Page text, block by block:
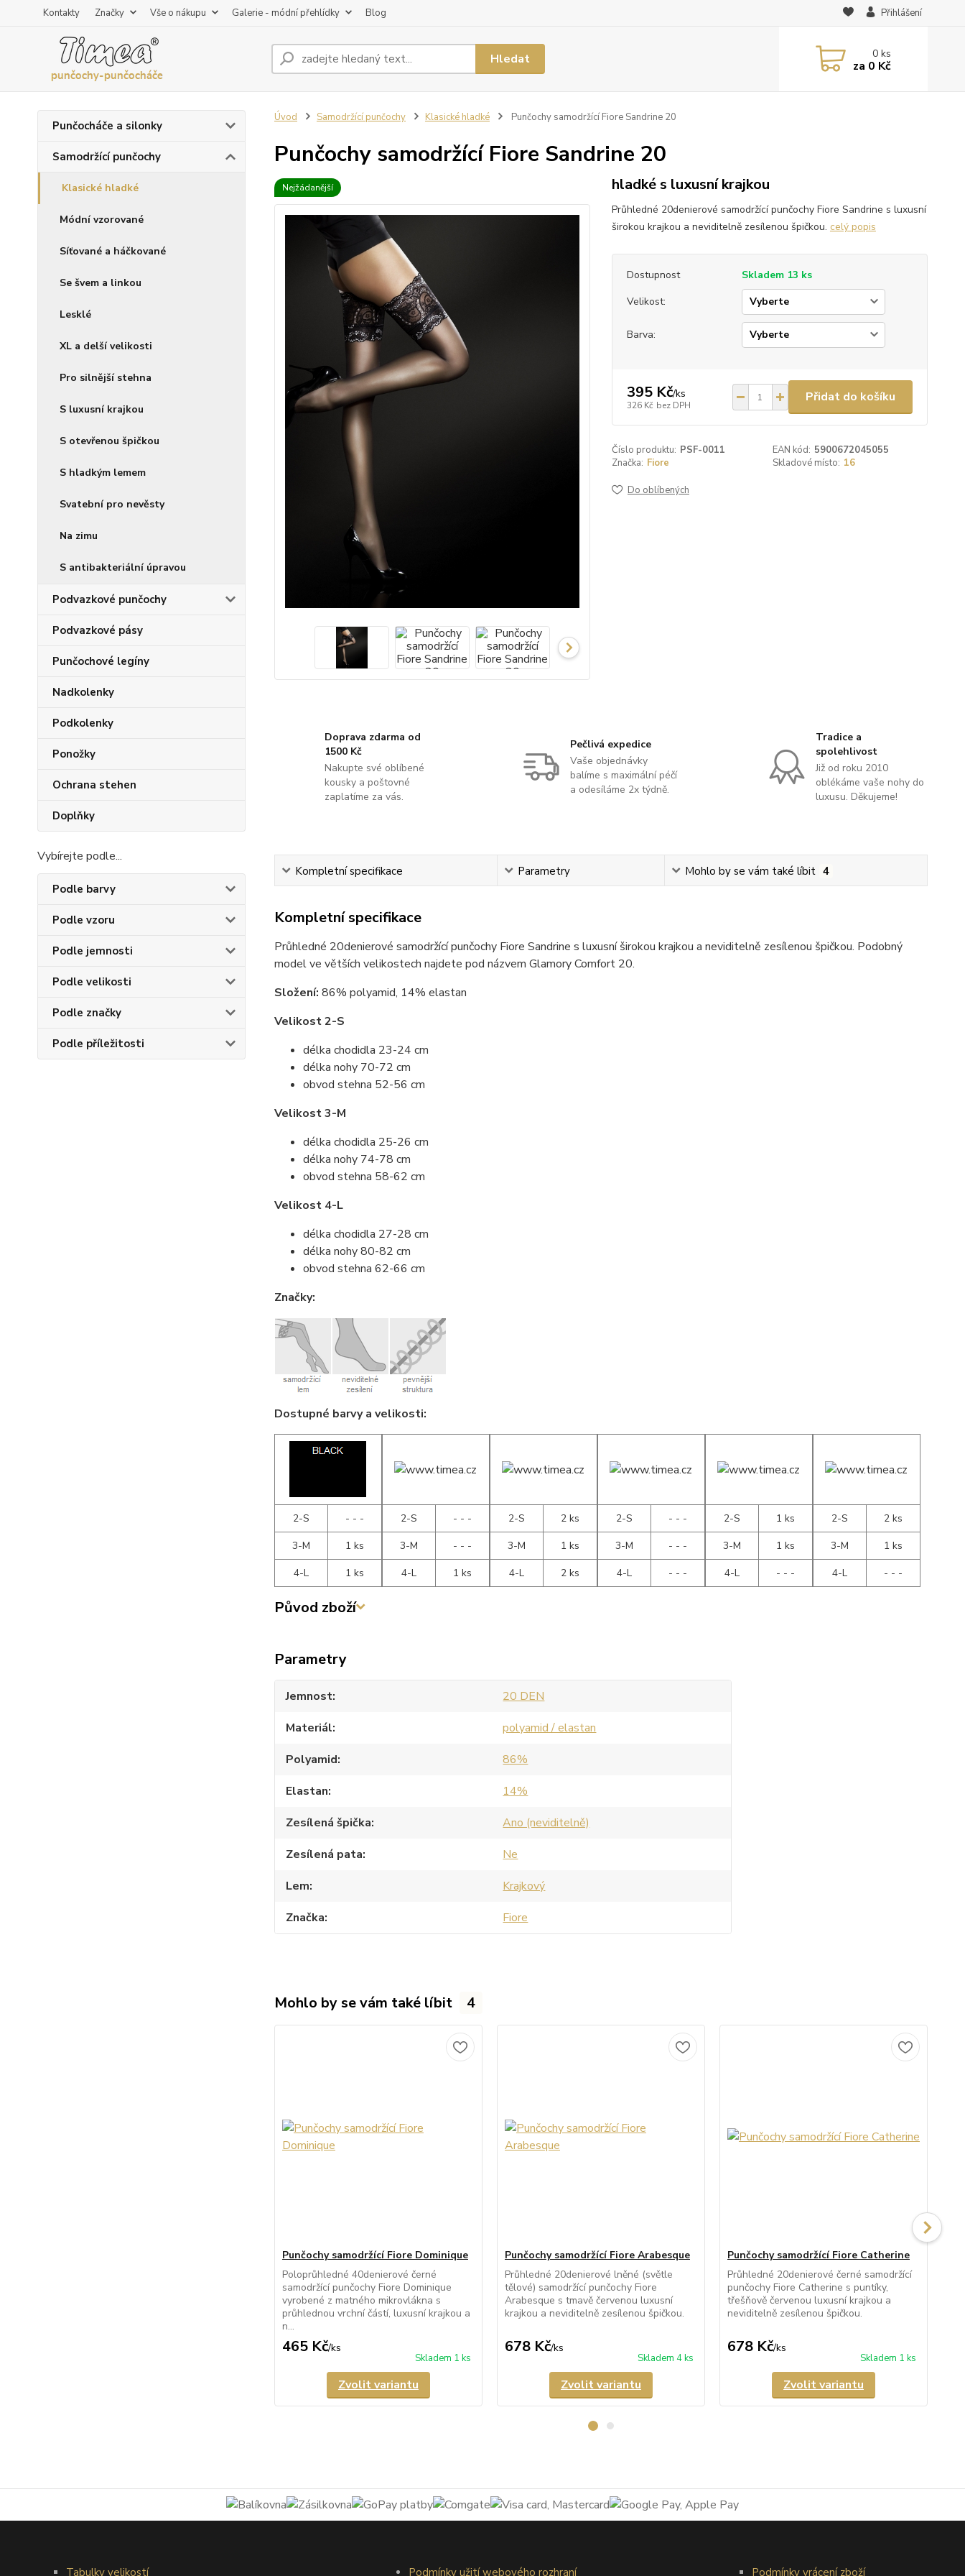
Kontakty Značky Vše o nákupu Galerie - módní přehlídky Blog Přihlášení
Hledat 0ks
za 0 Kč
Punčocháče a silonky
Samodržící punčochy
Klasické hladké
Módní vzorované
Síťované a háčkované
Se švem a linkou
Lesklé
XL a delší velikosti
Pro silnější stehna
S luxusní krajkou
S otevřenou špičkou
S hladkým lemem
Svatební pro nevěsty
Na zimu
S antibakteriální úpravou
Podvazkové punčochy
Podvazkové pásy
Punčochové legíny
Nadkolenky
Podkolenky
Ponožky
Ochrana stehen
Doplňky
Vybírejte podle...
Podle barvy
Podle vzoru
Podle jemnosti
Podle velikosti
Podle značky
Podle příležitosti
Úvod Samodržící punčochy Klasické hladké Punčochy samodržící Fiore Sandrine 20
Punčochy samodržící Fiore Sandrine 20
Nejžádanější hladké s luxusní krajkou
Průhledné 20denierové samodržící punčochy Fiore Sandrine s luxusní
širokou krajkou a neviditelně zesílenou špičkou. celý popis
Dostupnost
Skladem 13 ks
Velikost:
Barva:
395 Kč/ks
326 Kč bez DPH
Přidat do košíku
Číslo produktu: PSF-0011 EAN kód: 5900672045055
Značka: Fiore Skladové místo: 16
Do oblíbených
Doprava zdarma od
1500 Kč
Nakupte své oblíbené
kousky a poštovné
zaplatíme za vás.
Pečlivá expedice
Vaše objednávky
balíme s maximální péčí
a odesíláme 2x týdně.
Tradice a
spolehlivost
Již od roku 2010
oblékáme vaše nohy do
luxusu. Děkujeme!
Kompletní specifikace Parametry Mohlo by se vám také líbit 4
Kompletní specifikace
Průhledné 20denierové samodržící punčochy Fiore Sandrine s luxusní širokou krajkou a neviditelně zesílenou špičkou. Podobný
model ve větších velikostech najdete pod názvem Glamory Comfort 20.
Složení: 86% polyamid, 14% elastan
Velikost 2-S
délka chodidla 23-24 cm
délka nohy 70-72 cm
obvod stehna 52-56 cm
Velikost 3-M
délka chodidla 25-26 cm
délka nohy 74-78 cm
obvod stehna 58-62 cm
Velikost 4-L
délka chodidla 27-28 cm
délka nohy 80-82 cm
obvod stehna 62-66 cm
Značky:
Dostupné barvy a velikosti:
2-S
- - -
3-M
1 ks
4-L
1 ks
2-S
- - -
3-M
- - -
4-L
1 ks
2-S
2 ks
3-M
1 ks
4-L
2 ks
2-S
- - -
3-M
- - -
4-L
- - -
2-S
1 ks
3-M
1 ks
4-L
- - -
2-S
2 ks
3-M
1 ks
4-L
- - -
Původ zboží
Parametry
Jemnost
20 DEN
Materiál
polyamid / elastan
Polyamid
86%
Elastan
14%
Zesílená špička
Ano (neviditelně)
Zesílená pata
Ne
Lem
Krajkový
Značka
Fiore
Mohlo by se vám také líbit 4
Punčochy samodržící Fiore Dominique
Poloprůhledné 40denierové černé
samodržící punčochy Fiore Dominique
vyrobené z matného mikrovlákna s
průhlednou vrchní částí, luxusní krajkou a
n...
465 Kč/ks
Skladem 1 ks
Zvolit variantu
Punčochy samodržící Fiore Arabesque
Průhledné 20denierové lněné (světle
tělové) samodržící punčochy Fiore
Arabesque s tmavě červenou luxusní
krajkou a neviditelně zesílenou špičkou.
678 Kč/ks
Skladem 4 ks
Zvolit variantu
Punčochy samodržící Fiore Catherine
Průhledné 20denierové černé samodržící
punčochy Fiore Catherine s puntíky,
třešňově červenou luxusní krajkou a
neviditelně zesílenou špičkou.
678 Kč/ks
Skladem 1 ks
Zvolit variantu
Tabulky velikostí Podmínky užití webového rozhraní Podmínky vrácení zboží